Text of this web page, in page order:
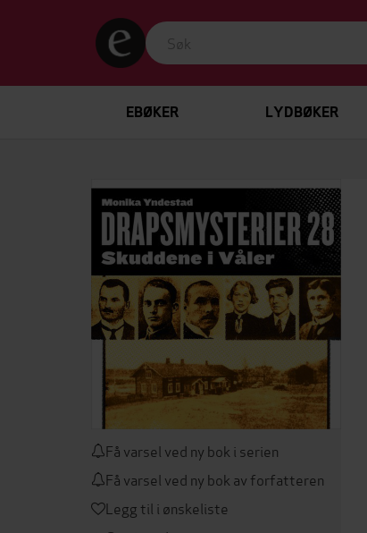
EBØKER LYDBØKER
Få varsel ved ny bok i serien
Få varsel ved ny bok av forfatteren
Legg til i ønskeliste